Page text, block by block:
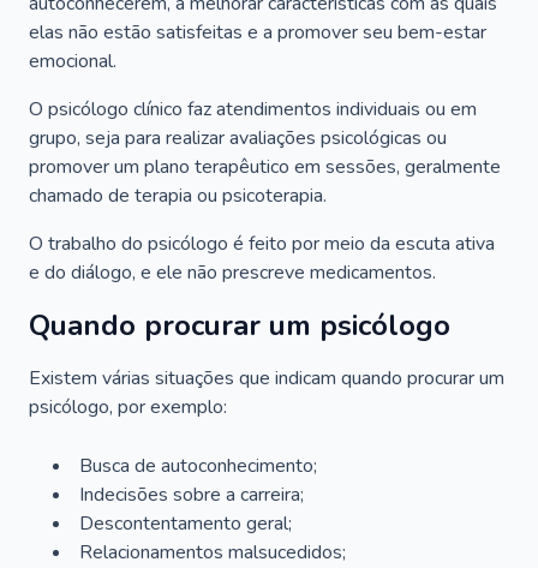
elas não estão satisfeitas e a promover seu bem-estar
emocional.
O psicólogo clínico faz atendimentos individuais ou em
grupo, seja para realizar avaliações psicológicas ou
promover um plano terapêutico em sessões, geralmente
chamado de terapia ou psicoterapia.
O trabalho do psicólogo é feito por meio da escuta ativa
e do diálogo, e ele não prescreve medicamentos.
Quando procurar um psicólogo
Existem várias situações que indicam quando procurar um
psicólogo, por exemplo:
Busca de autoconhecimento;
Indecisões sobre a carreira;
Descontentamento geral;
Relacionamentos malsucedidos;